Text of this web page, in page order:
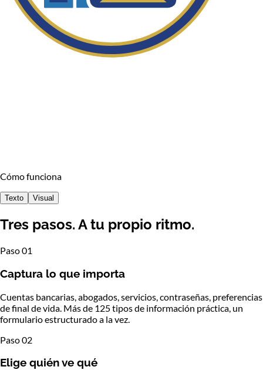
Cómo funciona
Texto Visual
Tres pasos. A tu propio ritmo.
Paso 01
Captura lo que importa
Cuentas bancarias, abogados, servicios, contraseñas, preferencias
de final de vida. Más de 125 tipos de información práctica, un
formulario estructurado a la vez.
Paso 02
Elige quién ve qué